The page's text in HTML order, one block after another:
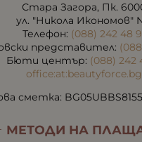
Стара Загора, Пк.
ул. "Никола Икономов"
Телефон: (088) 242 48
представител:
Бюти център: (088) 242
office:at:beautyforce.bg
сметка:
МЕТОДИ НА